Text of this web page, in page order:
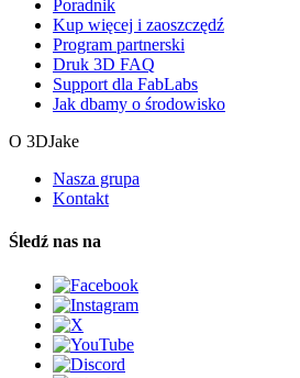
Poradnik
Kup więcej i zaoszczędź
Program partnerski
Druk 3D FAQ
Support dla FabLabs
Jak dbamy o środowisko
O 3DJake
Nasza grupa
Kontakt
Śledź nas na